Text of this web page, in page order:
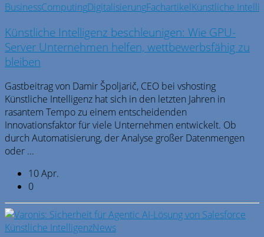
BusinessComputingDigitalisierungFachartikelKünstliche
Künstliche Intelligenz beschleunigen: Wie GPU-
Server Unternehmen helfen, wettbewerbsfähig zu
bleiben
Gastbeitrag von Damir Špoljarič, CEO bei vshosting
Künstliche Intelligenz hat sich in den letzten Jahren in
rasantem Tempo zu einem entscheidenden
Innovationsfaktor für viele Unternehmen entwickelt. Ob
durch Automatisierung, der Analyse großer Datenmengen
oder ...
10 Apr.
0
Künstliche IntelligenzNews